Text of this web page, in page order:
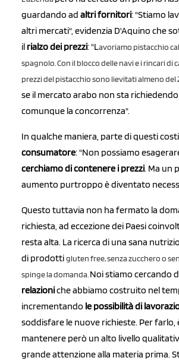
guardando ad altri fornitori: "Stiamo
altri mercati", evidenzia D'Aquino che
il rialzo dei prezzi: "Lavoriamo pistacchio
spagnolo. Con il blocco delle navi e i rincari di
prezzi del pistacchio sono lievitati almeno del
se il mercato arabo non sta
comunque la concorrenza".
In qualche maniera, parte di questi costi
consumatore: "Non possiamo
cerchiamo di contenere i prezzi. Ma un
aumento purtroppo è diventato
Questo tuttavia non ha fermato la
richiesta, ad eccezione dei Paesi
resta alta. La ricerca di una sana
di prodottigluten free, senza zucchero o
spinge la domanda. Noi stiamo cercando
relazioniche abbiamo costruito nel
incrementando le possibilitàdi
soddisfare le nuove richieste. Per farlo,
mantenere però un alto livello
grande attenzione alla materia prima.